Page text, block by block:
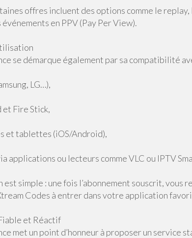
offres incluent des options comme le
événements en PPV (Pay Per View).
se démarque également par sa compatibilité
LG…),
et Fire Stick,
et tablettes (iOS/Android),
applications ou lecteurs comme VLC ou IPTV
est simple : une fois l’abonnement souscrit, vous
Codes à entrer dans votre application
et Réactif
met un point d’honneur à proposer un service